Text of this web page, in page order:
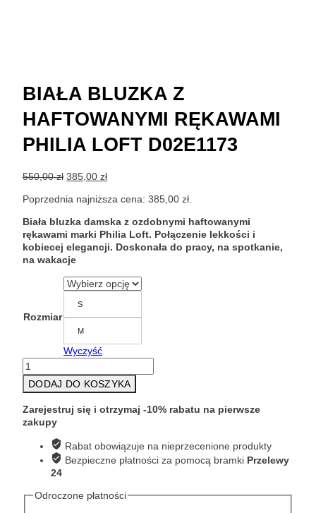
BIAŁA BLUZKA Z
HAFTOWANYMI RĘKAWAMI
PHILIA LOFT D02E1173
550,00zł Pierwotna
wynosiła:
385,00 złAktualna
wynosi:
Poprzednia najniższa cena: 385,00 zł
Biała bluzka damska z ozdobnymi haftowanymi
rękawami marki Philia Loft. Połączenie lekkości i
kobiecej elegancji. Doskonała do pracy, na spotkanie,
na wakacje
Rozmiar
S
M
Wyczyść
ilość
Biała
bluzka
haftowanymi
rękawami
D02E1173
DODAJ DO KOSZYKA
Zarejestruj się i otrzymaj -10% rabatu na pierwsze
zakupy
Rabat obowiązuje na nieprzecenione produkty
Bezpieczne płatności za pomocą bramki Przelewy
24
Odroczone płatności